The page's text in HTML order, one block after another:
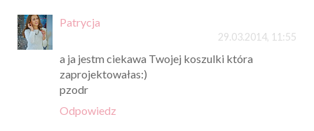
Patrycja
29.03.2014, 11:55
a ja jestm ciekawa Twojej koszulki która
zaprojektowałas:)
pzodr
Odpowiedz